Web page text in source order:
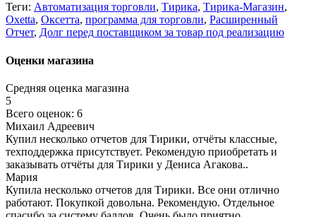
Теги: Автоматизация торговли, Тирика, Тирика-Магазин,
Oxetta, Оксетта, программа для торговли, Расширенный
Отчет, Долг перед поставщиком за товар под реализацию
Оценки магазина
Средняя оценка магазина
5
Всего оценок: 6
Михаил Адреевич
Купил несколько отчетов для Тирики, отчёты классные,
техподдержка присутствует. Рекомендую приобретать и
заказывать отчёты для Тирики у Дениса Агакова..
Мария
Купила несколько отчетов для Тирики. Все они отлично
работают. Покупкой довольна. Рекомендую. Отдельное